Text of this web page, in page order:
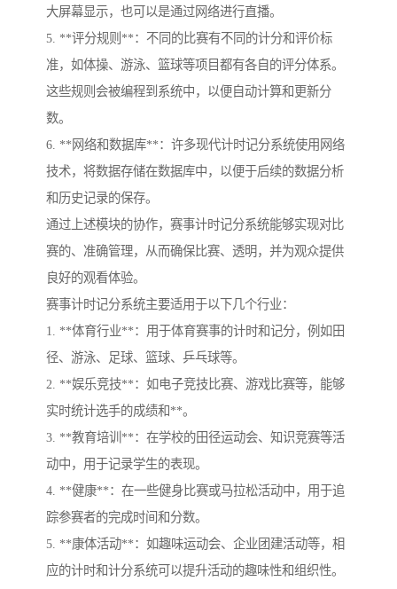
大屏幕显示，也可以是通过网络进行直播。
5. **评分规则**：不同的比赛有不同的计分和评价标
准，如体操、游泳、篮球等项目都有各自的评分体系。
这些规则会被编程到系统中，以便自动计算和更新分
数。
6. **网络和数据库**：许多现代计时记分系统使用网络
技术，将数据存储在数据库中，以便于后续的数据分析
和历史记录的保存。
通过上述模块的协作，赛事计时记分系统能够实现对比
赛的、准确管理，从而确保比赛、透明，并为观众提供
良好的观看体验。
赛事计时记分系统主要适用于以下几个行业：
1. **体育行业**：用于体育赛事的计时和记分，例如田
径、游泳、足球、篮球、乒乓球等。
2. **娱乐竞技**：如电子竞技比赛、游戏比赛等，能够
实时统计选手的成绩和**。
3. **教育培训**：在学校的田径运动会、知识竞赛等活
动中，用于记录学生的表现。
4. **健康**：在一些健身比赛或马拉松活动中，用于追
踪参赛者的完成时间和分数。
5. **康体活动**：如趣味运动会、企业团建活动等，相
应的计时和计分系统可以提升活动的趣味性和组织性。